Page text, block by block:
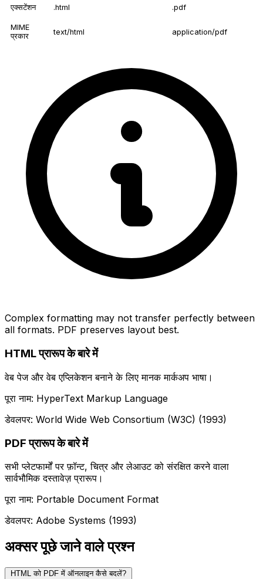
एक्सटेंशन .html .pdf
MIME
प्रकार
text/html application/pdf
Complex formatting may not transfer perfectly between
all formats. PDF preserves layout best.
HTML प्रारूप के बारे में
वेब पेज और वेब एप्लिकेशन बनाने के लिए मानक मार्कअप भाषा।
पूरा नाम: HyperText Markup Language
डेवलपर: World Wide Web Consortium (W3C) (1993)
PDF प्रारूप के बारे में
सभी प्लेटफार्मों पर फ़ॉन्ट, चित्र और लेआउट को संरक्षित करने वाला
सार्वभौमिक दस्तावेज़ प्रारूप।
पूरा नाम: Portable Document Format
डेवलपर: Adobe Systems (1993)
अक्सर पूछे जाने वाले प्रश्न
HTML को PDF में ऑनलाइन कैसे बदलें?